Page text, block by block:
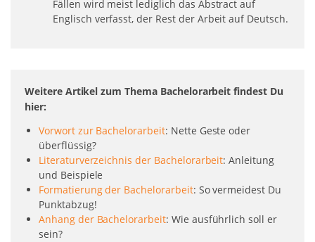
Fällen wird meist lediglich das Abstract auf
Englisch verfasst, der Rest der Arbeit auf Deutsch.
Weitere Artikel zum Thema Bachelorarbeit findest Du
hier:
Vorwort zur Bachelorarbeit: Nette Geste oder
überflüssig?
Literaturverzeichnis der Bachelorarbeit: Anleitung
und Beispiele
Formatierung der Bachelorarbeit: So vermeidest Du
Punktabzug!
Anhang der Bachelorarbeit: Wie ausführlich soll er
sein?